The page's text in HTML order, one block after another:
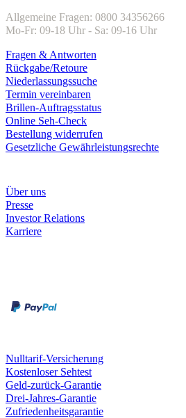
Allgemeine Fragen: 0800 34356266
Mo-Fr: 09-18 Uhr - Sa: 09-16 Uhr
Fragen & Antworten
Rückgabe/Retoure
Niederlassungssuche
Termin vereinbaren
Brillen-Auftragsstatus
Online Seh-Check
Bestellung widerrufen
Gesetzliche Gewährleistungsrechte
Über uns
Presse
Investor Relations
Karriere
Nulltarif-Versicherung
Kostenloser Sehtest
Geld-zurück-Garantie
Drei-Jahres-Garantie
Zufriedenheitsgarantie